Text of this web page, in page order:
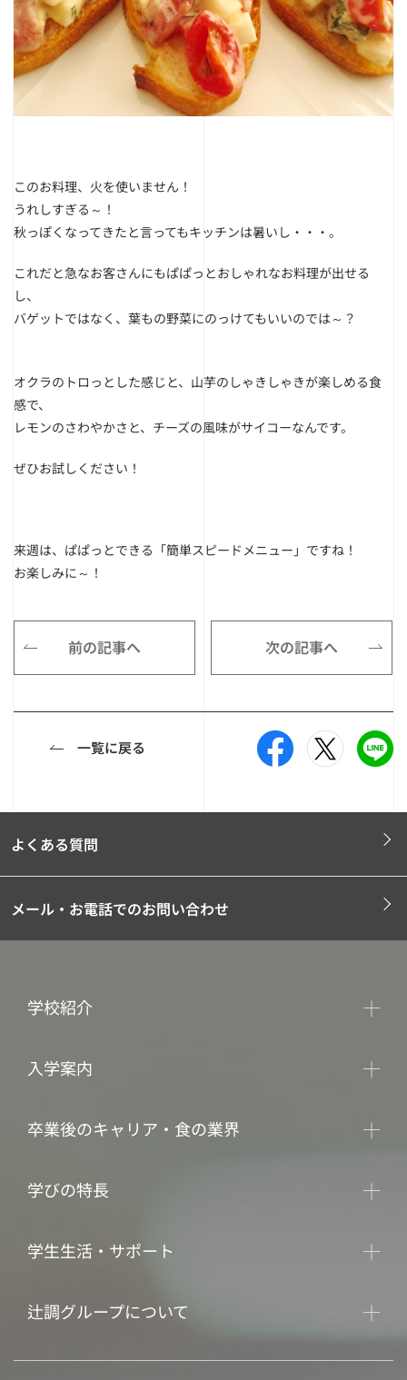
このお料理、火を使いません！
うれしすぎる～！
秋っぽくなってきたと言ってもキッチンは暑いし・・・。
これだと急なお客さんにもぱぱっとおしゃれなお料理が出せる
し、
バゲットではなく、葉もの野菜にのっけてもいいのでは～？
オクラのトロっとした感じと、山芋のしゃきしゃきが楽しめる食
感で、
レモンのさわやかさと、チーズの風味がサイコーなんです。
ぜひお試しください！
来週は、ぱぱっとできる「簡単スピードメニュー」ですね！
お楽しみに～！
前の記事へ 次の記事へ
一覧に戻る
よくある質問
メール・お電話でのお問い合わせ
学校紹介
入学案内
卒業後のキャリア・食の業界
学びの特長
学生生活・サポート
辻調グループについて